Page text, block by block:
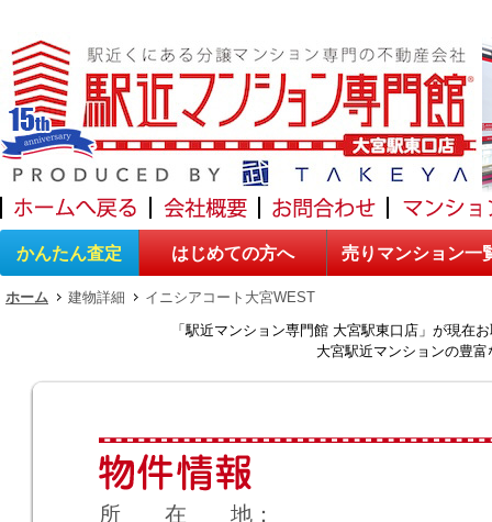
かんたん査定 はじめての方へ 売りマンション一
ホーム 建物詳細
イニシアコート大宮WEST
「駅近マンション専門館 大宮駅東口店」が現在
大宮駅近マンションの豊
所 在 地